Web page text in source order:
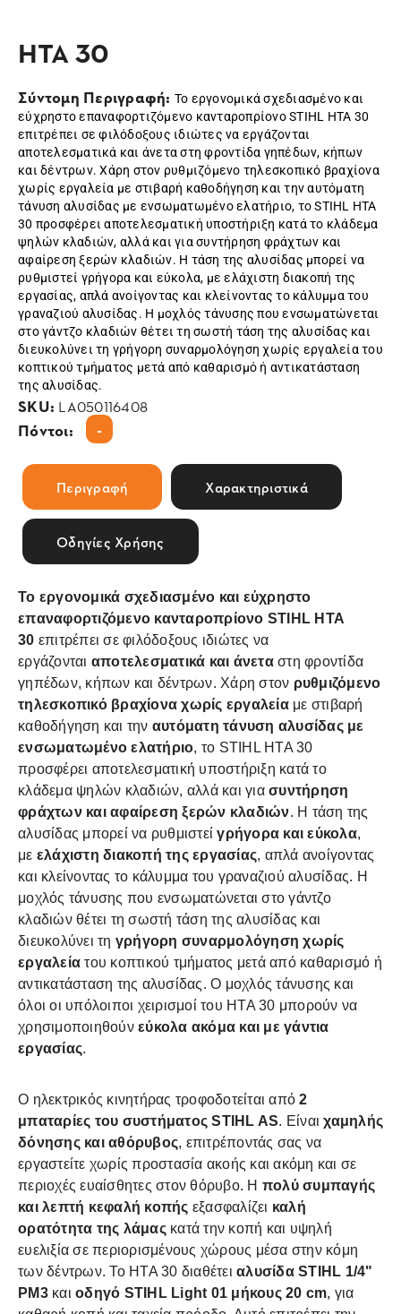
HTA 30
Σύντομη Περιγραφή: Το εργονομικά σχεδιασμένο και
εύχρηστο επαναφορτιζόμενο κανταροπρίονο STIHL HTA 30
επιτρέπει σε φιλόδοξους ιδιώτες να εργάζονται
αποτελεσματικά και άνετα στη φροντίδα γηπέδων, κήπων
και δέντρων. Χάρη στον ρυθμιζόμενο τηλεσκοπικό βραχίονα
χωρίς εργαλεία με στιβαρή καθοδήγηση και την αυτόματη
τάνυση αλυσίδας με ενσωματωμένο ελατήριο, το STIHL HTA
30 προσφέρει αποτελεσματική υποστήριξη κατά το κλάδεμα
ψηλών κλαδιών, αλλά και για συντήρηση φράχτων και
αφαίρεση ξερών κλαδιών. Η τάση της αλυσίδας μπορεί να
ρυθμιστεί γρήγορα και εύκολα, με ελάχιστη διακοπή της
εργασίας, απλά ανοίγοντας και κλείνοντας το κάλυμμα του
γραναζιού αλυσίδας. Η μοχλός τάνυσης που ενσωματώνεται
στο γάντζο κλαδιών θέτει τη σωστή τάση της αλυσίδας και
διευκολύνει τη γρήγορη συναρμολόγηση χωρίς εργαλεία του
κοπτικού τμήματος μετά από καθαρισμό ή αντικατάσταση
της αλυσίδας.
SKU: LA050116408
Πόντοι: -
Περιγραφή Χαρακτηριστικά
Οδηγίες Χρήσης
Το εργονομικά σχεδιασμένο και εύχρηστο
επαναφορτιζόμενο κανταροπρίονο STIHL HTA
30 επιτρέπει σε φιλόδοξους ιδιώτες να
εργάζονται αποτελεσματικά και άνετα στη φροντίδα
γηπέδων, κήπων και δέντρων. Χάρη στον ρυθμιζόμενο
τηλεσκοπικό βραχίονα χωρίς εργαλεία με στιβαρή
καθοδήγηση και την αυτόματη τάνυση αλυσίδας με
ενσωματωμένο ελατήριο, το STIHL HTA 30
προσφέρει αποτελεσματική υποστήριξη κατά το
κλάδεμα ψηλών κλαδιών, αλλά και για συντήρηση
φράχτων και αφαίρεση ξερών κλαδιών. Η τάση της
αλυσίδας μπορεί να ρυθμιστεί γρήγορα και εύκολα,
με ελάχιστη διακοπή της εργασίας, απλά ανοίγοντας
και κλείνοντας το κάλυμμα του γραναζιού αλυσίδας. Η
μοχλός τάνυσης που ενσωματώνεται στο γάντζο
κλαδιών θέτει τη σωστή τάση της αλυσίδας και
διευκολύνει τη γρήγορη συναρμολόγηση χωρίς
εργαλεία του κοπτικού τμήματος μετά από καθαρισμό ή
αντικατάσταση της αλυσίδας. Ο μοχλός τάνυσης και
όλοι οι υπόλοιποι χειρισμοί του HTA 30 μπορούν να
χρησιμοποιηθούν εύκολα ακόμα και με γάντια
εργασίας.
Ο ηλεκτρικός κινητήρας τροφοδοτείται από 2
μπαταρίες του συστήματος STIHL AS. Είναι χαμηλής
δόνησης και αθόρυβος, επιτρέποντάς σας να
εργαστείτε χωρίς προστασία ακοής και ακόμη και σε
περιοχές ευαίσθητες στον θόρυβο. Η πολύ συμπαγής
και λεπτή κεφαλή κοπής εξασφαλίζει καλή
ορατότητα της λάμας κατά την κοπή και υψηλή
ευελιξία σε περιορισμένους χώρους μέσα στην κόμη
των δέντρων. Το HTA 30 διαθέτει αλυσίδα STIHL 1/4"
PM3 και οδηγό STIHL Light 01 μήκους 20 cm, για